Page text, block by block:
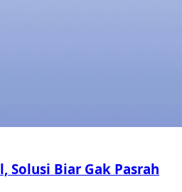
Solusi Biar Gak Pasrah